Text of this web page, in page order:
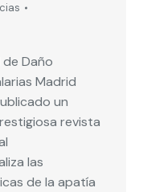
Daño
Madrid
un
revista
las
de la apatía